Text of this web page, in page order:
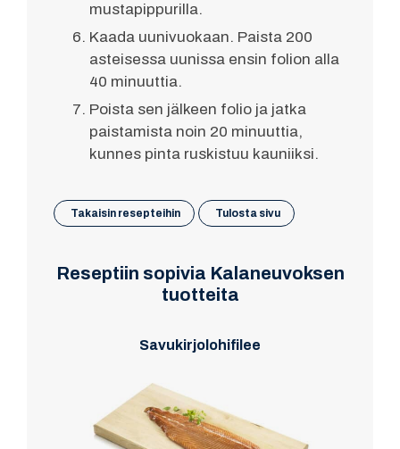
mustapippurilla.
Kaada uunivuokaan. Paista 200
asteisessa uunissa ensin folion alla
40 minuuttia.
Poista sen jälkeen folio ja jatka
paistamista noin 20 minuuttia,
kunnes pinta ruskistuu kauniiksi.
Takaisin resepteihin Tulosta sivu
Reseptiin sopivia Kalaneuvoksen
tuotteita
Savukirjolohifilee